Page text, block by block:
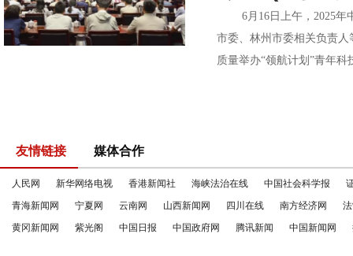
6月16日上午，2025年中
市委、林州市委相关负责
质量举办“领航计划”青年
友情链接 媒体合作
人民网 新华网络电视 香港新闻社 海峡法治在线 中国社会科学报
青海新闻网
宁夏网 云南网 山西新闻网 四川在线 南方经济网
黄冈新闻网
紫光阁 中国日报 中国政府网 腾讯新闻 中国新闻网